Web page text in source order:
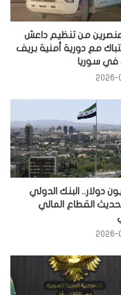
من تنظيم داعش
مع دورية أمنية بريف
سوريا
2026-
دولار.. البنك الدولي
القطاع المالي
2026-